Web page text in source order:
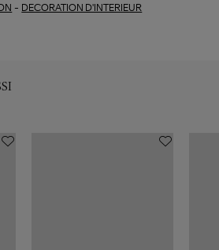
- DECORATION D'INTERIEUR